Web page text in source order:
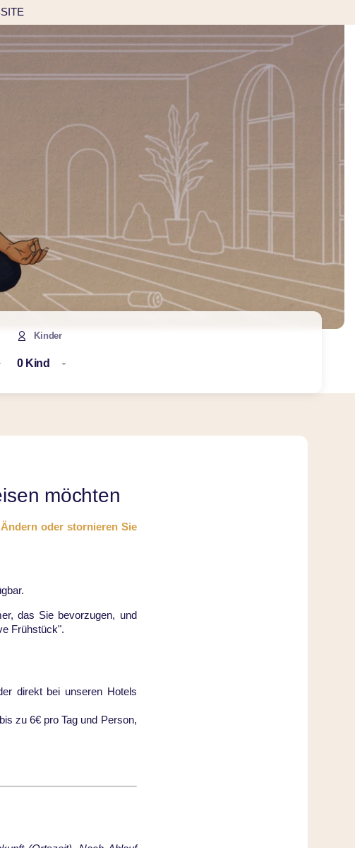
Kinder
möchten
Ändern oder stornieren Sie
das Sie bevorzugen, und
Frühstück".
direkt bei unseren Hotels
zu 6€ pro Tag und Person,